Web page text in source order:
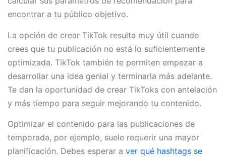
encontrar a tu público objetivo.
La opción de crear TikTok resulta muy útil cuando
crees que tu publicación no está lo suficientemente
optimizada. TikTok también te permiten empezar a
desarrollar una idea genial y terminarla más adelante.
Te dan la oportunidad de crear TikToks con antelación
y más tiempo para seguir mejorando tu contenido.
Optimizar el contenido para las publicaciones de
temporada, por ejemplo, suele requerir una mayor
planificación. Debes esperar a ver qué hashtags se